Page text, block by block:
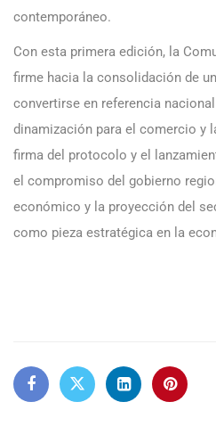
contemporáneo.
Con esta primera edición, la
firme hacia la consolidación de
convertirse en referencia
dinamización para el comercio y
firma del protocolo y el
el compromiso del gobierno
económico y la proyección del
como pieza estratégica en la